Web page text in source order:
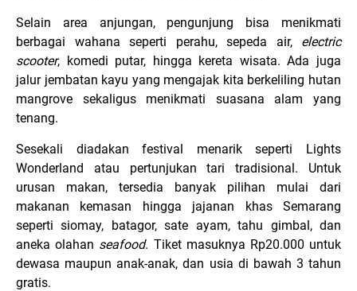
Selain area anjungan, pengunjung bisa menikmati
berbagai wahana seperti perahu, sepeda air, electric
scooter, komedi putar, hingga kereta wisata. Ada juga
jalur jembatan kayu yang mengajak kita berkeliling hutan
mangrove sekaligus menikmati suasana alam yang
tenang.
Sesekali diadakan festival menarik seperti Lights
Wonderland atau pertunjukan tari tradisional. Untuk
urusan makan, tersedia banyak pilihan mulai dari
makanan kemasan hingga jajanan khas Semarang
seperti siomay, batagor, sate ayam, tahu gimbal, dan
aneka olahan seafood. Tiket masuknya Rp20.000 untuk
dewasa maupun anak-anak, dan usia di bawah 3 tahun
gratis.